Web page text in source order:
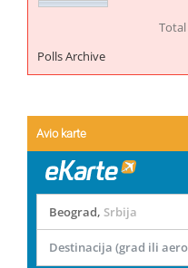
Polls Archive
Avio karte
Beograd, Srbija
Destinacija (grad ili